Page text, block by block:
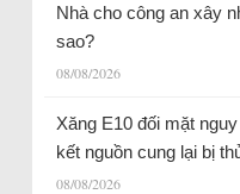
Nhà cho công an xây
sao?
08/08/2026
Xăng E10 đối mặt
kết nguồn cung lại bị
08/08/2026